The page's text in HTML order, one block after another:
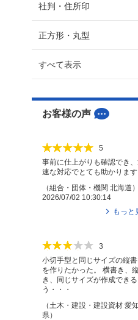
社判・住所印
正方形・丸型
すべて表示
お客様の声
5
事前に仕上がりも確認でき
速な対応でとても助かります
（組合・団体・機関 北海道 ）
2026/07/02 10:30:14
もっと
3
小切手型と同じサイズの縦書
を作りたかった。 横書き、
き、同じサイズが作成できる
う・・・
（土木・建設・建設資材 愛知
県）